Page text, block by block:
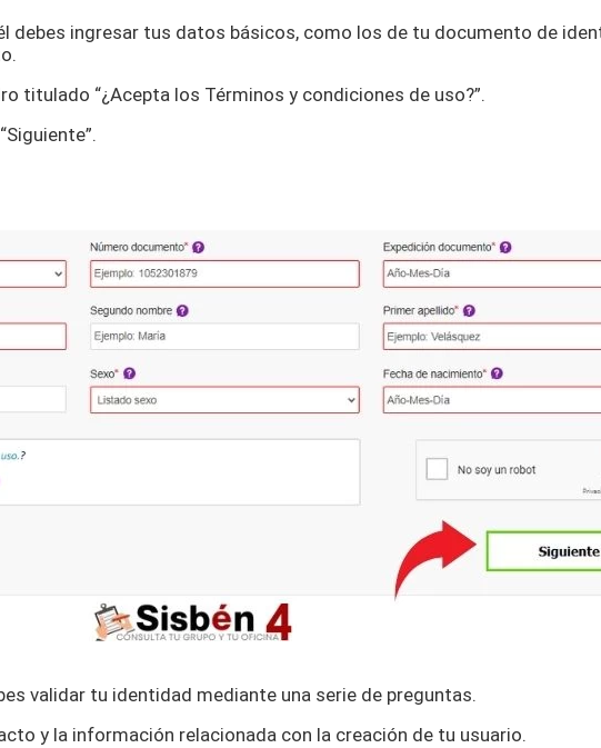
debes ingresar tus datos básicos, como los de tu documento de
titulado “¿Acepta los Términos y condiciones de uso?”.
validar tu identidad mediante una serie de preguntas.
y la información relacionada con la creación de tu usuario.